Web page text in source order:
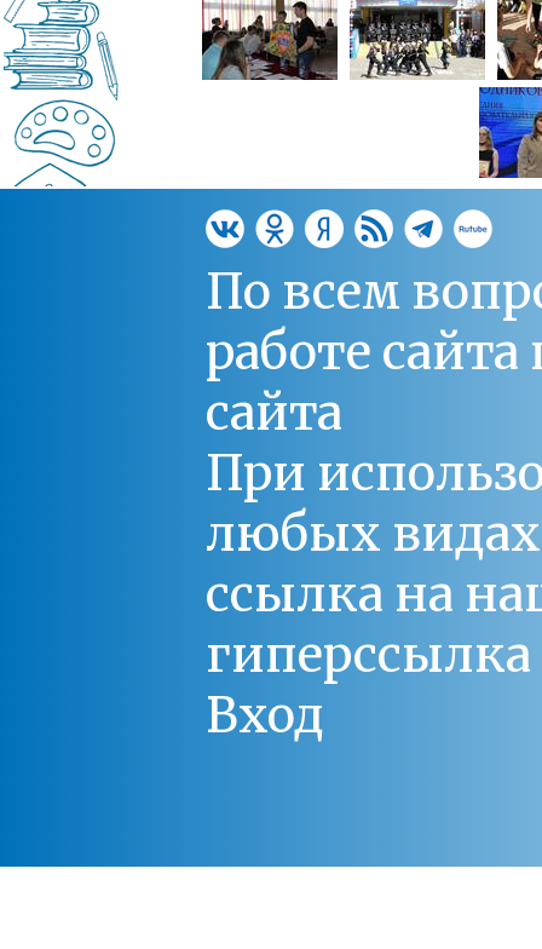
По всем
работе
сайта
При
любых
ссылка на
Вход